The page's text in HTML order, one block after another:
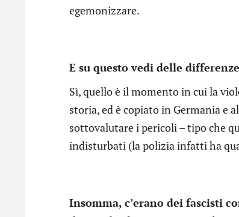
egemonizzare.
E su questo vedi delle
Sì, quello è il momento in cui la
storia, ed è copiato in Germania e
sottovalutare i pericoli – tipo che
indisturbati (la polizia infatti ha
Insomma, c’erano dei fascisti